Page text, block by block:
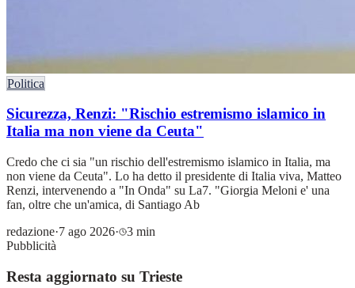
Politica
Sicurezza, Renzi: "Rischio estremismo islamico in
Italia ma non viene da Ceuta"
Credo che ci sia "un rischio dell'estremismo islamico in Italia, ma
non viene da Ceuta". Lo ha detto il presidente di Italia viva, Matteo
Renzi, intervenendo a "In Onda" su La7. "Giorgia Meloni e' una
fan, oltre che un'amica, di Santiago Ab
redazione·7 ago 2026·
3 min
Pubblicità
Resta aggiornato su Trieste